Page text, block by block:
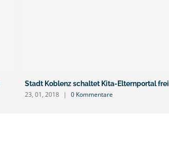
Stadt Koblenz schaltet Kita-Elternportal frei
23, 01, 2018 | 0 Kommentare